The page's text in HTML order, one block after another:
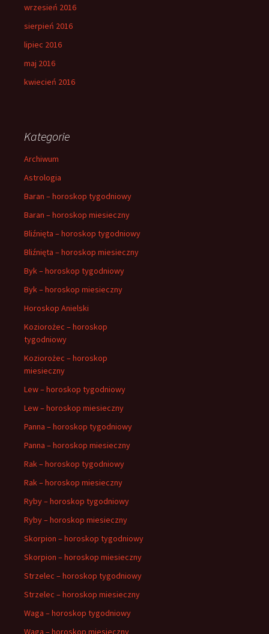
wrzesień 2016
sierpień 2016
lipiec 2016
maj 2016
kwiecień 2016
Kategorie
Archiwum
Astrologia
Baran – horoskop tygodniowy
Baran – horoskop miesieczny
Bliźnięta – horoskop tygodniowy
Bliźnięta – horoskop miesieczny
Byk – horoskop tygodniowy
Byk – horoskop miesieczny
Horoskop Anielski
Koziorożec – horoskop
tygodniowy
Koziorożec – horoskop
miesieczny
Lew – horoskop tygodniowy
Lew – horoskop miesieczny
Panna – horoskop tygodniowy
Panna – horoskop miesieczny
Rak – horoskop tygodniowy
Rak – horoskop miesieczny
Ryby – horoskop tygodniowy
Ryby – horoskop miesieczny
Skorpion – horoskop tygodniowy
Skorpion – horoskop miesieczny
Strzelec – horoskop tygodniowy
Strzelec – horoskop miesieczny
Waga – horoskop tygodniowy
Waga – horoskop miesieczny